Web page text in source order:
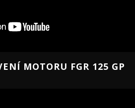
MOTORU FGR 125 GP